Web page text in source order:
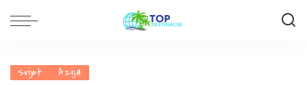
Svijet Azija